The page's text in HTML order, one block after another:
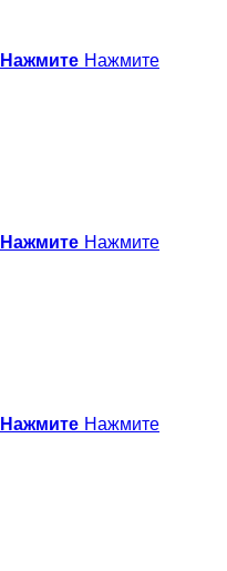
Нажмите Нажмите
Нажмите Нажмите
Нажмите Нажмите